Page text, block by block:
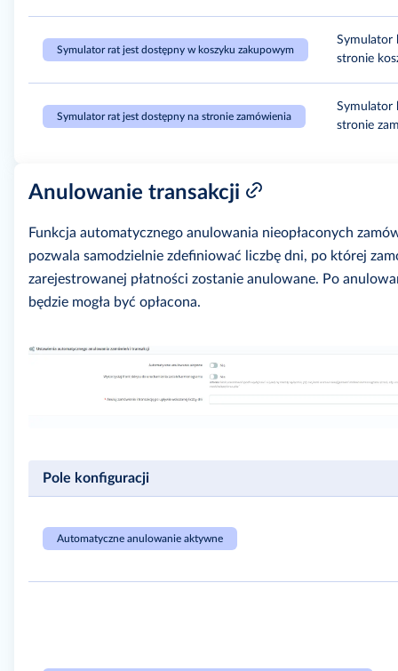
Symulator rat jest dostępny w koszyku zakupowym
Symulator
stronie
Symulator rat jest dostępny na stronie zamówienia
Symulator
stronie
Anulowanie transakcji
Funkcja automatycznego anulowania nieopłaconych
pozwala samodzielnie zdefiniować liczbę dni, po której
zarejestrowanej płatności zostanie anulowane. Po
będzie mogła być opłacona.
Pole konfiguracji
Automatyczne anulowanie aktywne